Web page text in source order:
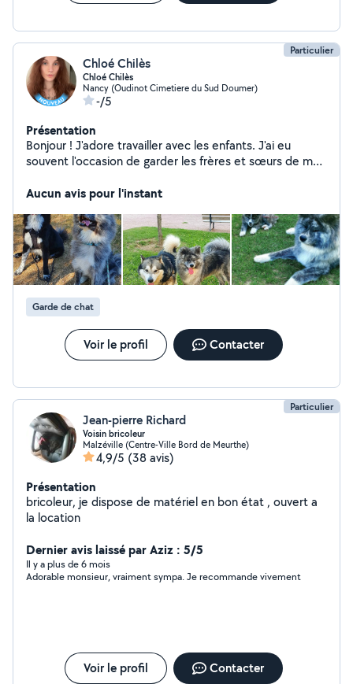
Particulier
Chloé Chilès
Chloé Chilès
Nancy (Oudinot Cimetiere du Sud Doumer)
-/5
Présentation
Bonjour ! J'adore travailler avec les enfants. J'ai eu
souvent l'occasion de garder les frères et sœurs de mes
responsable et très attentive. Je sais parfaitement
proposer des activités adaptées. J'adore également les
animaux! Ayant moi-même eux plusieurs chats, rongeurs
et actuellement un chien, je sais m'adapter aux besoins
de chaque animal. Je serais ravie de pouvoir m'occuper
et chouchouter vos loulous
Aucun avis pour l'instant
Garde de chat
Voir le profil Contacter
Particulier
Jean-pierre Richard
Voisin bricoleur
Malzéville (Centre-Ville Bord de Meurthe)
4,9/5 (38 avis)
Présentation
bricoleur, je dispose de matériel en bon état , ouvert a
la location
Dernier avis laissé par Aziz : 5/5
Il y a plus de 6 mois
Adorable monsieur, vraiment sympa. Je recommande vivement
Voir le profil Contacter